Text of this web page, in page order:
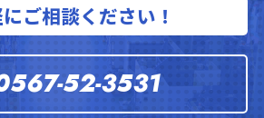
ご相談ください！
52-3531